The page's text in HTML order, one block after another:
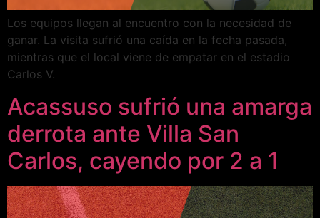
Los equipos llegan al encuentro con la necesidad de
ganar. La visita sufrió una caída en la fecha pasada,
mientras que el local viene de empatar en el estadio
Carlos V.
Acassuso sufrió una amarga
derrota ante Villa San
Carlos, cayendo por 2 a 1